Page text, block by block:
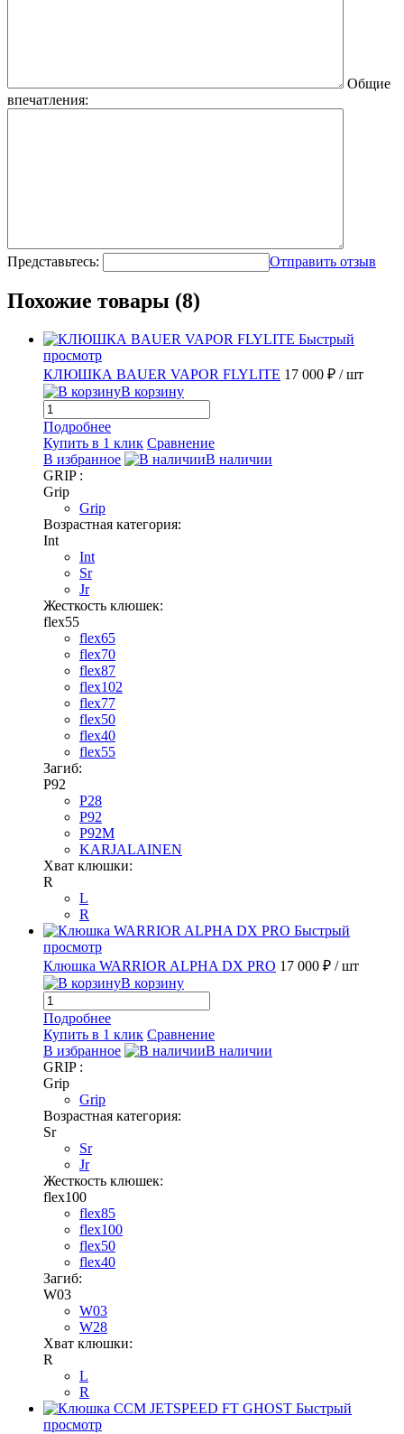
Общие
впечатления:
Представьтесь: Отправить отзыв
Похожие товары (8)
Быстрый
просмотр
КЛЮШКА BAUER VAPOR FLYLITE 17 000 ₽ / шт
В корзину
Подробнее
Купить в 1 клик Сравнение
В избранное
В наличии
GRIP :
Grip
Grip
Возрастная категория:
Int
Int
Sr
Jr
Жесткость клюшек:
flex55
flex65
flex70
flex87
flex102
flex77
flex50
flex40
flex55
Загиб:
P92
P28
P92
P92M
KARJALAINEN
Хват клюшки:
R
L
R
Быстрый
просмотр
Клюшка WARRIOR ALPHA DX PRO 17 000 ₽ / шт
В корзину
Подробнее
Купить в 1 клик Сравнение
В избранное
В наличии
GRIP :
Grip
Grip
Возрастная категория:
Sr
Sr
Jr
Жесткость клюшек:
flex100
flex85
flex100
flex50
flex40
Загиб:
W03
W03
W28
Хват клюшки:
R
L
R
Быстрый
просмотр